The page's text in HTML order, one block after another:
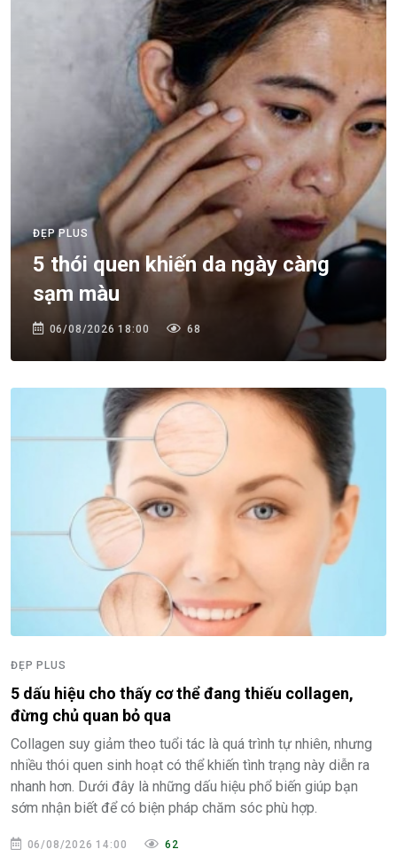
ĐẸP PLUS
5 thói quen khiến da ngày càng
sạm màu
06/08/2026 18:00 68
ĐẸP PLUS
5 dấu hiệu cho thấy cơ thể đang thiếu collagen,
đừng chủ quan bỏ qua
Collagen suy giảm theo tuổi tác là quá trình tự nhiên, nhưng
nhiều thói quen sinh hoạt có thể khiến tình trạng này diễn ra
nhanh hơn. Dưới đây là những dấu hiệu phổ biến giúp bạn
sớm nhận biết để có biện pháp chăm sóc phù hợp.
06/08/2026 14:00 62